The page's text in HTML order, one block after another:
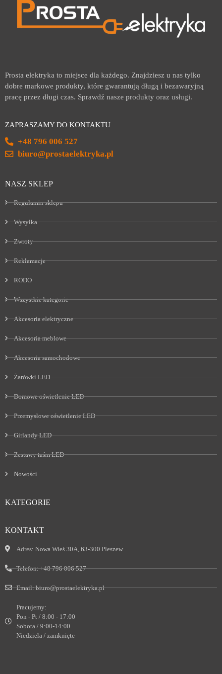
Prosta elektryka to miejsce dla każdego. Znajdziesz u nas tylko
dobre markowe produkty, które gwarantują długą i bezawaryjną
pracę przez długi czas. Sprawdź nasze produkty oraz usługi.
ZAPRASZAMY DO KONTAKTU
+48 796 006 527
biuro@prostaelektryka.pl
NASZ SKLEP
Regulamin sklepu
Wysyłka
Zwroty
Reklamacje
RODO
Wszystkie kategorie
Akcesoria elektryczne
Akcesoria meblowe
Akcesoria samochodowe
Żarówki LED
Domowe oświetlenie LED
Przemysłowe oświetlenie LED
Girlandy LED
Zestawy taśm LED
Nowości
KATEGORIE
KONTAKT
Adres:Nowa Wieś 30A, 63-300 Pleszew
Telefon:+48 796 006 527
Email:biuro@prostaelektryka.pl
Pracujemy:
Pon - Pt / 8:00 - 17:00
Sobota / 9:00-14:00
Niedziela / zamknięte